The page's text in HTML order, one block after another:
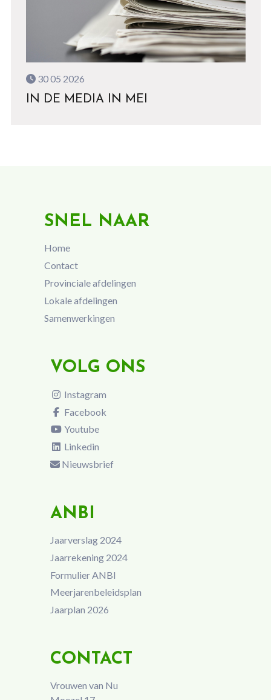
30 05 2026
IN DE MEDIA IN MEI
SNEL NAAR
Home
Contact
Provinciale afdelingen
Lokale afdelingen
Samenwerkingen
VOLG ONS
Instagram
Facebook
Youtube
Linkedin
Nieuwsbrief
ANBI
Jaarverslag 2024
Jaarrekening 2024
Formulier ANBI
Meerjarenbeleidsplan
Jaarplan 2026
CONTACT
Vrouwen van Nu